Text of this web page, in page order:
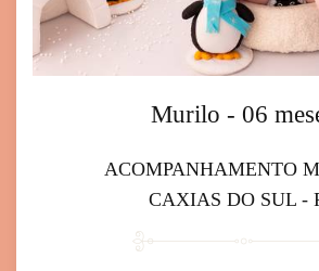
Murilo - 06
ACOMPANHAMENTO
CAXIAS DO SUL -